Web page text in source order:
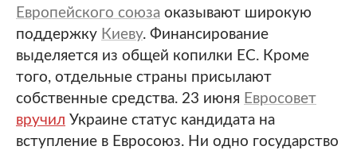
Европейского союза оказывают широкую
поддержку Киеву. Финансирование
выделяется из общей копилки ЕС. Кроме
того, отдельные страны присылают
собственные средства. 23 июня Евросовет
вручил Украине статус кандидата на
вступление в Евросоюз. Ни одно государство